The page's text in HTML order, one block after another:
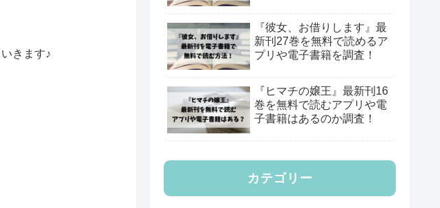
きます♪
『彼女、お借りします』最
新刊27巻を無料で読めるア
プリや電子書籍を調査！
『ヒマチの嬢王』最新刊16
巻を無料で読むアプリや電
子書籍はあるのか調査！
カテゴリー